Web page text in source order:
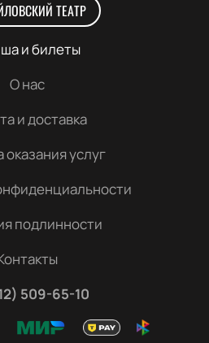
ТЕАТР
и билеты
О нас
и доставка
оказания услуг
подлинности
509-65-10